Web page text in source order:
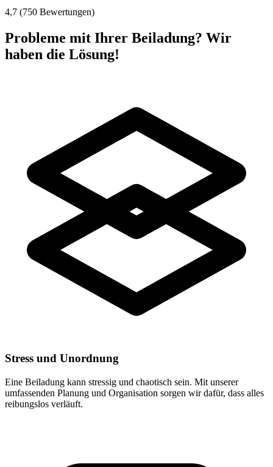
4,7 (750 Bewertungen)
Probleme mit Ihrer Beiladung? Wir
haben die Lösung!
Stress und Unordnung
Eine Beiladung kann stressig und chaotisch sein. Mit unserer
umfassenden Planung und Organisation sorgen wir dafür, dass alles
reibungslos verläuft.